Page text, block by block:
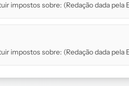
impostos sobre: (Redação dada pela
impostos sobre: (Redação dada pela